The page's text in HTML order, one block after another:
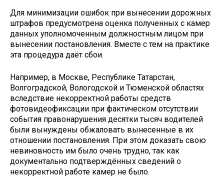
Для минимизации ошибок при вынесении дорожных
штрафов предусмотрена оценка полученных с камер
данных уполномоченным должностным лицом при
вынесении постановления. Вместе с тем на практике
эта процедура даёт сбои.
Например, в Москве, Республике Татарстан,
Волгоградской, Вологодской и Тюменской областях
вследствие некорректной работы средств
фотовидеофиксации при фактическом отсутствии
события правонарушения десятки тысяч водителей
были вынуждены обжаловать вынесенные в их
отношении постановления. При этом доказать свою
невиновность им было очень трудно, так как
документально подтверждённых сведений о
некорректной работе камер не было.